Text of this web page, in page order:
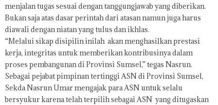
menjalan tugas sesuai dengan tanggungjawab yang diberikan.
Bukan saja atas dasar perintah dari atasan namun juga harus
diawali dengan niatan yang tulus dan ikhlas.
“Melalui sikap disipilin inilah akan menghasilkan prestasi
kerja, integritas untuk memberikan kontribusinya dalam
proses pembangunan di Provinsi Sumsel,” tegas Nasrun.
Sebagai pejabat pimpinan tertinggi ASN di Provinsi Sumsel,
Sekda Nasrun Umar mengajak para ASN untuk selalu
bersyukur karena telah terpilih sebagai ASN yang ditugaskan